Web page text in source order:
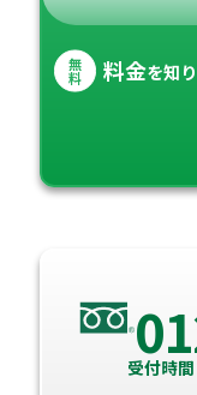
無
料 料金を知
受付時